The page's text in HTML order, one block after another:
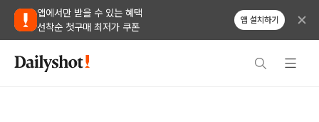
앱에서만 받을 수 있는 혜택
선착순 첫구매 최저가 쿠폰
앱 설치하기